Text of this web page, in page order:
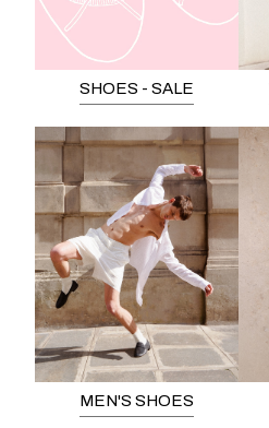
SHOES - SALE
MEN'S SHOES